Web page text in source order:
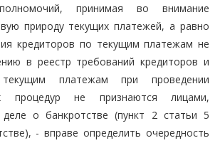
полномочий, принимая во внимание
природу текущих платежей, а равно
кредиторов по текущим платежам не
в реестр требований кредиторов и
платежам при проведении
процедур не признаются лицами,
о банкротстве (пункт 2 статьи 5
- вправе определить очередность